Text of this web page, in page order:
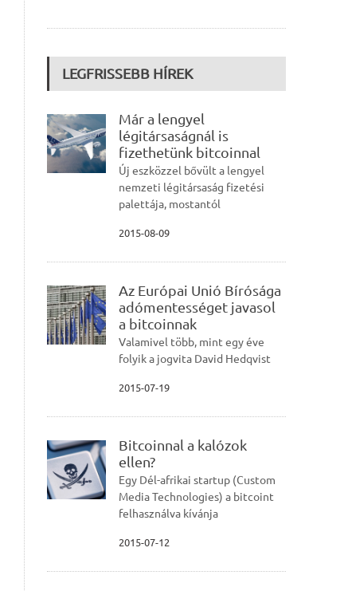
LEGFRISSEBB HÍREK
Már a lengyel
légitársaságnál is
fizethetünk bitcoinnal
Új eszközzel bővült a lengyel
nemzeti légitársaság fizetési
palettája, mostantól
2015-08-09
Az Európai Unió Bírósága
adómentességet javasol
a bitcoinnak
Valamivel több, mint egy éve
folyik a jogvita David Hedqvist
2015-07-19
Bitcoinnal a kalózok
ellen?
Egy Dél-afrikai startup (Custom
Media Technologies) a bitcoint
felhasználva kívánja
2015-07-12